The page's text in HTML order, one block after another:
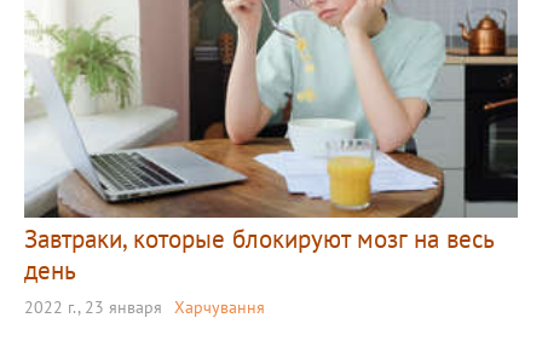
Завтраки, которые блокируют мозг на весь
день
2022 г., 23 января Харчування